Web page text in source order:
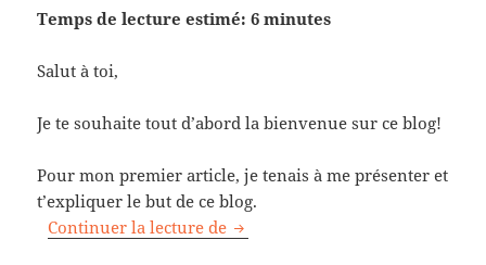
Temps de lecture estimé: 6 minutes
Salut à toi,
Je te souhaite tout d’abord la bienvenue sur ce blog!
Pour mon premier article, je tenais à me présenter et
t’expliquer le but de ce blog.
Continuer la lecture de Bienvenue sur le blog